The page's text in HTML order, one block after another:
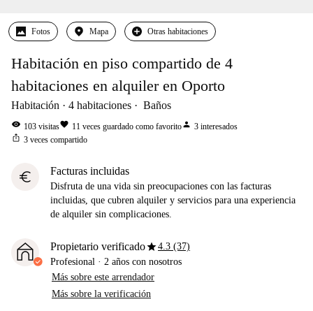
Fotos Mapa Otras habitaciones
Habitación en piso compartido de 4
habitaciones en alquiler en Oporto
Habitación 4 habitaciones Baños
visibility 103 visitasfavorite 11 veces guardado como favoritoperson 3 interesados
ios_share 3 veces compartido
euro Facturas incluidas
Disfruta de una vida sin preocupaciones con las facturas
incluidas, que cubren alquiler y servicios para una experiencia
de alquiler sin complicaciones.
Propietario verificadostar4.3 (37)
Profesional · 2 años con nosotros
Más sobre este arrendador
Más sobre la verificación